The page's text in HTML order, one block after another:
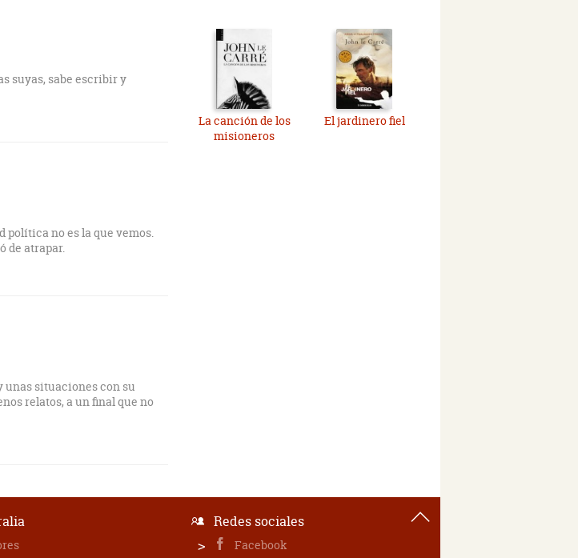
suyas, sabe escribir y
política no es la que vemos.
de atrapar.
unas situaciones con su
relatos, a un final que no
La canción de los
misioneros
El jardinero fiel
Redes sociales
Facebook